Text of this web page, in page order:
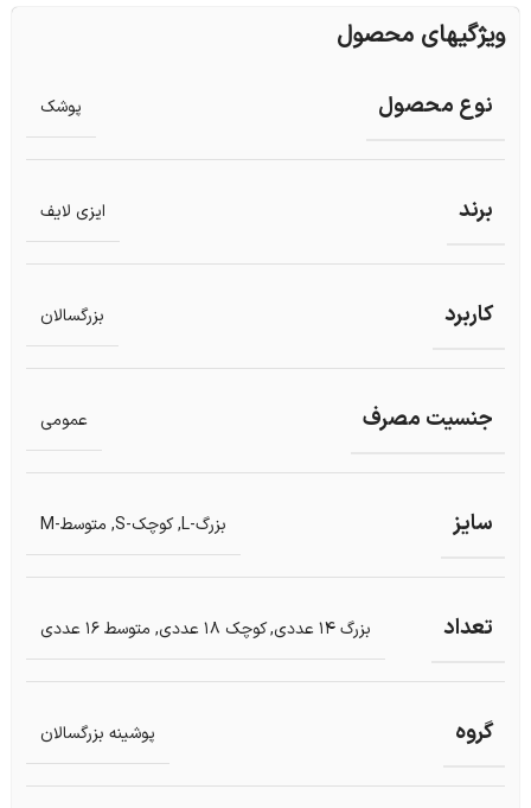
ویژگیهای محصول
نوع محصول پوشک
برند ایزی لایف
کاربرد بزرگسالان
جنسیت مصرف عمومی
سایز بزرگ-L ,کوچک-S , متوسط-M
تعداد بزرگ 14 عددی ,کوچک 18 عددی , متوسط 16 عددی
گروه پوشینه بزرگسالان